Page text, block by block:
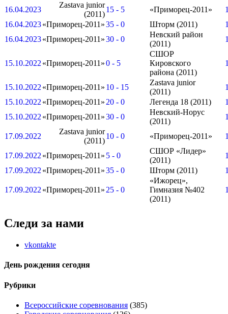
16.04.2023
Zastava junior
(2011)
15 - 5 «Приморец-2011»
16.04.2023«Приморец-2011»35 - 0 Шторм (2011)
16.04.2023«Приморец-2011»30 - 0
Невский район
(2011)
15.10.2022 «Приморец-2011»0 - 5
СШОР
Кировского
района (2011)
15.10.2022 «Приморец-2011» 10 - 15
Zastava junior
(2011)
15.10.2022 «Приморец-2011» 20 - 0 Легенда 18 (2011)
15.10.2022 «Приморец-2011»30 - 0
Невский-Норус
(2011)
17.09.2022
Zastava junior
(2011)
10 - 0 «Приморец-2011»
17.09.2022 «Приморец-2011» 5 - 0
СШОР «Лидер»
(2011)
17.09.2022 «Приморец-2011»35 - 0 Шторм (2011)
17.09.2022 «Приморец-2011» 25 - 0
«Ижорец»,
Гимназия №402
(2011)
Следи за нами
vkontakte
День рождения сегодня
Рубрики
Всероссийские соревнования (385)